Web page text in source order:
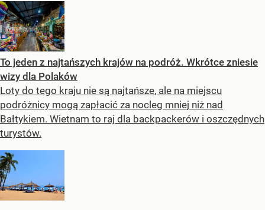
To jeden z najtańszych krajów na podróż. Wkrótce zniesie
wizy dla Polaków
Loty do tego kraju nie są najtańsze, ale na miejscu
podróżnicy mogą zapłacić za nocleg mniej niż nad
Bałtykiem. Wietnam to raj dla backpackerów i oszczędnych
turystów.